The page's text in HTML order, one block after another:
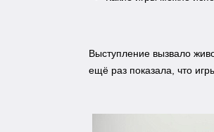
Выступление вызвало
ещё раз показала, что